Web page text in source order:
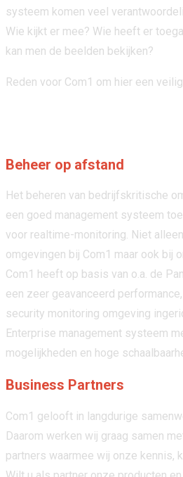
systeem komen veel
Wie kijkt er mee? Wie heeft er
kan men de beelden bekijken?
Reden voor Com1 om hier een
Beheer op afstand
Het beheren van bedrijfskritische
een goed management systeem
voor realtime-monitoring. Niet
omgevingen bij Com1 maar ook bij
Com1 heeft op basis van o.a. de
een zeer geavanceerd
security monitoring omgeving
Enterprise management systeem
mogelijkheden en hoge
Business Partners
Com1 gelooft in langdurige
Daarom werken wij graag samen
partners waarmee wij onze kennis,